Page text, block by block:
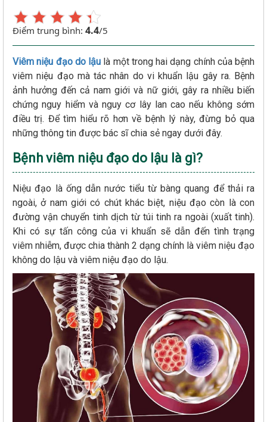
Điểm trung bình: 4.4/5
Viêm niệu đạo do lậu là một trong hai dạng chính của bệnh
viêm niệu đạo mà tác nhân do vi khuẩn lậu gây ra. Bệnh
ảnh hưởng đến cả nam giới và nữ giới, gây ra nhiều biến
chứng nguy hiểm và nguy cơ lây lan cao nếu không sớm
điều trị. Để tìm hiểu rõ hơn về bệnh lý này, đừng bỏ qua
những thông tin được bác sĩ chia sẻ ngay dưới đây.
Bệnh viêm niệu đạo do lậu là gì?
Niệu đạo là ống dẫn nước tiểu từ bàng quang để thải ra
ngoài, ở nam giới có chút khác biệt, niệu đạo còn là con
đường vận chuyển tinh dịch từ túi tinh ra ngoài (xuất tinh).
Khi có sự tấn công của vi khuẩn sẽ dẫn đến tình trạng
viêm nhiễm, được chia thành 2 dạng chính là viêm niệu đạo
không do lậu và viêm niệu đạo do lậu.